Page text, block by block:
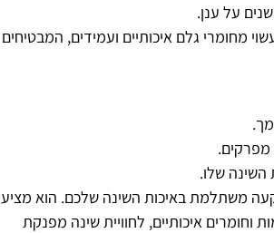
על ענן.
מחומרי גלם איכותיים ועמידים, המבטיחים
מפרקים.
השינה שלו.
משתלמת באיכות השינה שלכם. הוא מציע
וחומרים איכותיים, לחוויית שינה מפנקת